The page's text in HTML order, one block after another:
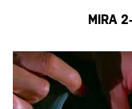
MIRA